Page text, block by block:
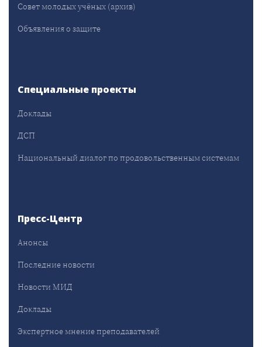
Совет молодых учёных (архив)
Объявления о защите
Специальные проекты
Доклады
ДСП
Национальный диалог по продовольственным системам
Пресс-Центр
Анонсы
Последние новости
Новости МИД
Доклады
Экспертное мнение преподавателей